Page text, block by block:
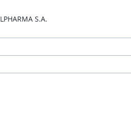
S.A.